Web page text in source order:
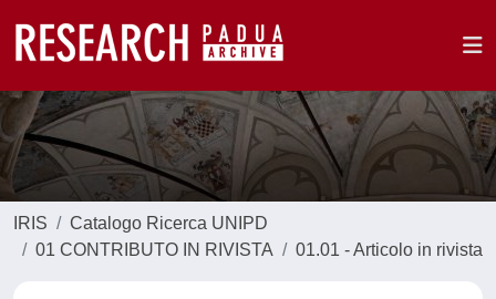
IRIS
Catalogo Ricerca UNIPD
01 CONTRIBUTO IN RIVISTA
01.01 - Articolo in rivista